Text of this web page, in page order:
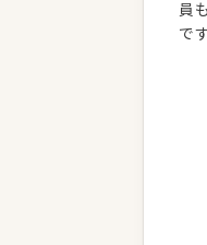
員
です